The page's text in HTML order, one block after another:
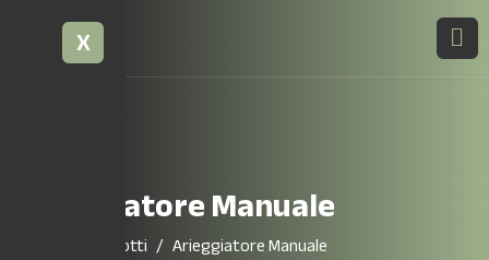
X
Arieggiatore Manuale
Prodotti Arieggiatore Manuale